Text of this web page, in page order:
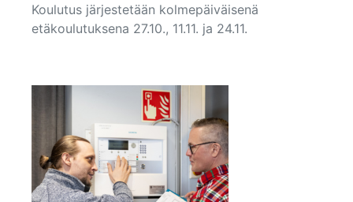
Koulutus järjestetään kolmepäiväisenä
etäkoulutuksena 27.10., 11.11. ja 24.11.